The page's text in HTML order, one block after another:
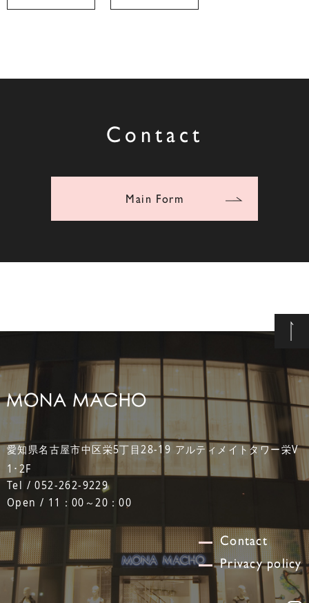
Contact
Main Form
愛知県名古屋市中区栄5丁目28-19 アルティメイトタワー栄V
1･2F
Tel / 052-262-9229
Open / 11：00～20：00
Contact
Privacy policy